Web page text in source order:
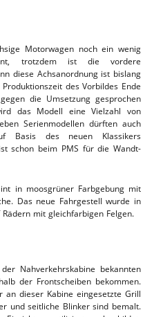
Motorwagen noch ein wenig
trotzdem ist die vordere
diese Achsanordnung ist bislang
des Vorbildes Ende
die Umsetzung gesprochen
das Modell eine Vielzahl von
Serienmodellen dürften auch
Basis des neuen Klassikers
schon beim PMS für die Wandt-
in moosgrüner Farbgebung mit
Das neue Fahrgestell wurde in
mit gleichfarbigen Felgen.
Nahverkehrskabine bekannten
der Frontscheiben bekommen.
an dieser Kabine eingesetzte Grill
und seitliche Blinker sind bemalt.